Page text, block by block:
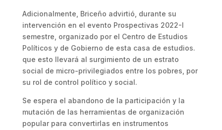
Adicionalmente, Briceño advirtió, durante su
intervención en el evento Prospectivas 2022-I
semestre, organizado por el Centro de Estudios
Políticos y de Gobierno de esta casa de estudios.
que esto llevará al surgimiento de un estrato
social de micro-privilegiados entre los pobres, por
su rol de control político y social.
Se espera el abandono de la participación y la
mutación de las herramientas de organización
popular para convertirlas en instrumentos